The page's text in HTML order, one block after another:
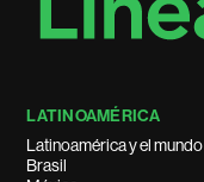
LATINOAMÉRICA
Latinoamérica y el mundo
Brasil